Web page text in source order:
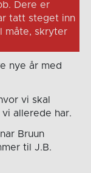
Dere er
tatt steget inn
måte, skryter
nye år med
vi skal
allerede har.
Bruun
til J.B.